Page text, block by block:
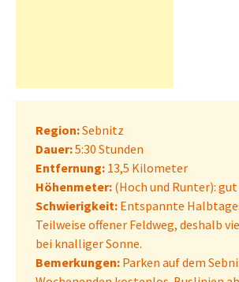
Region:Sebnitz
Dauer:5:30 Stunden
Entfernung: 13,5 Kilometer
Höhenmeter: (Hoch und Runter):
Schwierigkeit: Entspannte
Teilweise offener Feldweg, deshalb
bei knalliger Sonne.
Bemerkungen: Parken auf dem